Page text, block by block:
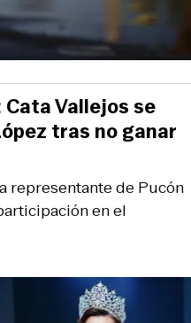
representante de Pucón
en el
Cata Vallejos se
tras no ganar